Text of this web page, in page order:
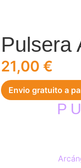
Pulsera
21,00 €
Envio gratuito a
P